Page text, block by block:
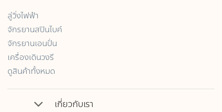
ลู่วิ่งไฟฟ้า
จักรยานสปินไบค์
จักรยานเอนปั่น
เครื่องเดินวงรี
ดูสินค้าทั้งหมด
เกี่ยวกับเรา